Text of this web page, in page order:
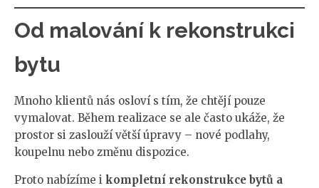
Od malování k rekonstrukci
bytu
Mnoho klientů nás osloví s tím, že chtějí pouze
vymalovat. Během realizace se ale často ukáže, že
prostor si zaslouží větší úpravy – nové podlahy,
koupelnu nebo změnu dispozice.
Proto nabízíme i kompletní rekonstrukce bytů a